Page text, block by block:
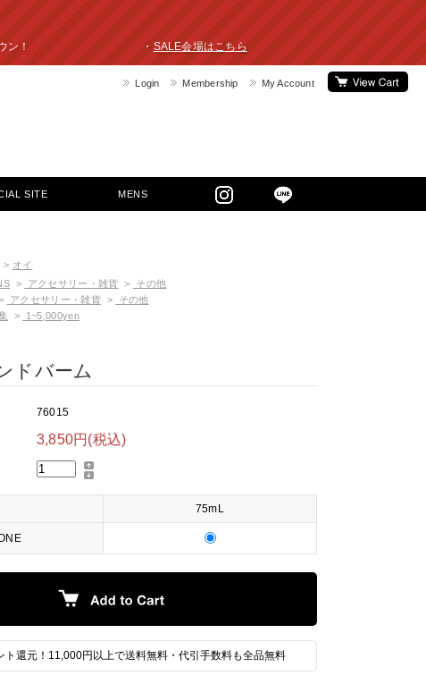
イスダウン！ ・ SALE会場はこちら
My Account
Membership
Login
SITE MENS
> オイ
> アクセサリー・雑貨 >
その他
アクセサリー・雑貨>
その他
> 1~5,000yen
ドバーム
76015
3,850円(税込)
75mL
還元！11,000円以上で送料無料・代引手数料も全品無料